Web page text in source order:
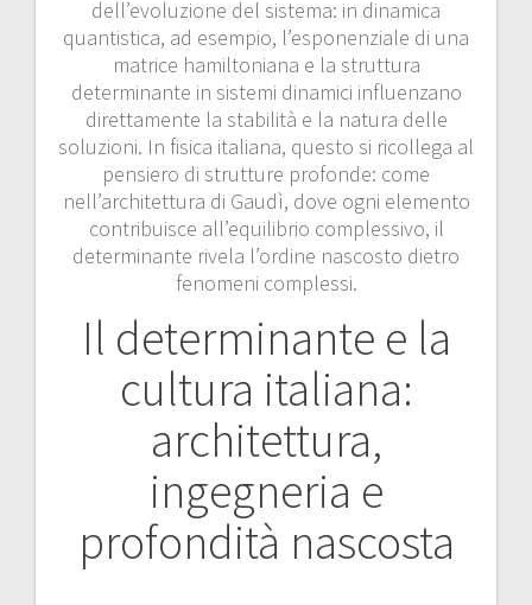
dell’evoluzione del sistema: in dinamica
quantistica, ad esempio, l’esponenziale di una
matrice hamiltoniana e la struttura
determinante in sistemi dinamici influenzano
direttamente la stabilità e la natura delle
soluzioni. In fisica italiana, questo si ricollega al
pensiero di strutture profonde: come
nell’architettura di Gaudì, dove ogni elemento
contribuisce all’equilibrio complessivo, il
determinante rivela l’ordine nascosto dietro
fenomeni complessi.
Il determinante e la
cultura italiana:
architettura,
ingegneria e
profondità nascosta